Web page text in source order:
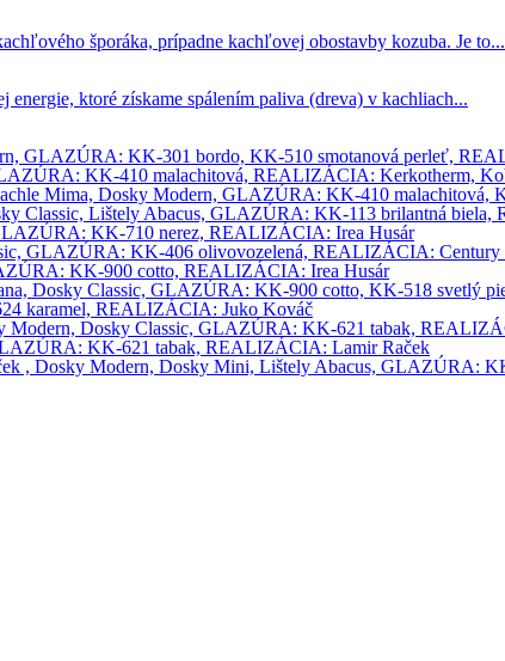
šporáka, prípadne kachľovej obostavby kozuba. Je to...
ktoré získame spálením paliva (dreva) v kachliach...